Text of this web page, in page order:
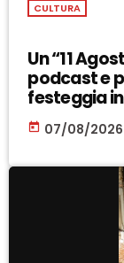
CULTURA
Un “11
podcast e
festeggia
today 07/08/2026